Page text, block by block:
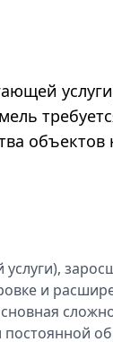
объектов
и